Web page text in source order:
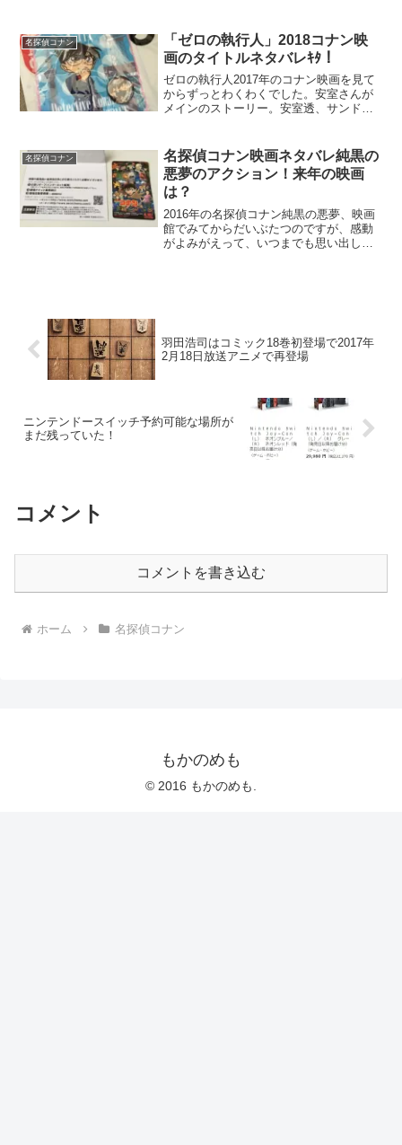
すが、アニマックス（ＢＳ）で視聴する
こともできます。我が家で...
名探偵コナン
「ゼロの執行人」2018コナン映
画のタイトルネタバレｷﾀ！
ゼロの執行人2017年のコナン映画を見て
からずっとわくわくでした。安室さんが
メインのストーリー。安室透、サンドイ
執行人。黒から紅から黒、って感じか
な。
名探偵コナン
名探偵コナン映画ネタバレ純黒の
悪夢のアクション！来年の映画
は？
2016年の名探偵コナン純黒の悪夢、映画
館でみてからだいぶたつのですが、感動
がよみがえって、いつまでも思い出して
羽田浩司はコミック18巻初登場で2017年
2月18日放送アニメで再登場
ニンテンドースイッチ予約可能な場所が
まだ残っていた！
コメント
コメントを書き込む
ホーム 名探偵コナン
もかのめも
© 2016 もかのめも.